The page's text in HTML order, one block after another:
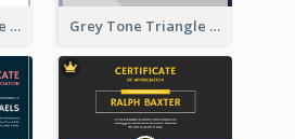
Modern Blue Frame With Photo Certificate Design Grey Tone Triangle Design of Certificate For Achievement